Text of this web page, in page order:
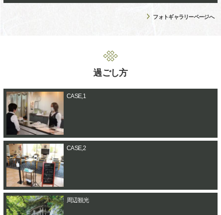
フォトギャラリーページへ
過ごし方
CASE,1
CASE,2
周辺観光